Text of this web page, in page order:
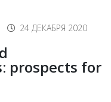
24 ДЕКАБРЯ 2020
prospects for